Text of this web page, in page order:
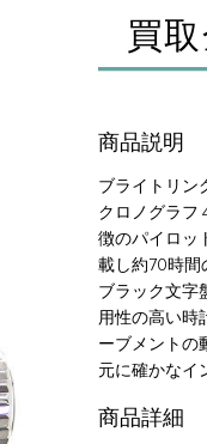
買
商品説明
ブライトリン
クロノグラフ
徴のパイロッ
載し約70時間
ブラック文字
用性の高い時
ーブメントの
元に確かなイ
商品詳細